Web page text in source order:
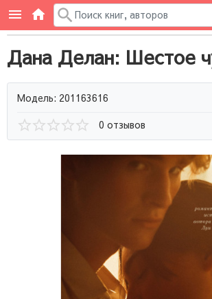
Дана Делан: Шестое
Модель: 201163616
0 отзывов